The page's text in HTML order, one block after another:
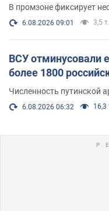
В промзоне фиксирует
6.08.2026 09:01 3,5 т.
ВСУ отминусовали
более 1800
Численность путинской
6.08.2026 06:32 16,3